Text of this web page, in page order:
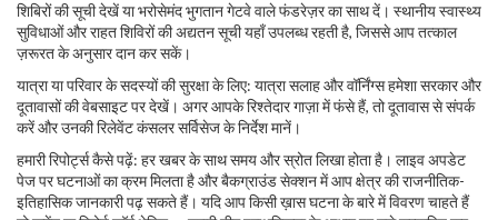
शिबिरों की सूची देखें या भरोसेमंद भुगतान गेटवे वाले फंडरेज़र का साथ दें। स्थानीय स्वास्थ्य
सुविधाओं और राहत शिविरों की अद्यतन सूची यहाँ उपलब्ध रहती है, जिससे आप तत्काल
ज़रूरत के अनुसार दान कर सकें।
यात्रा या परिवार के सदस्यों की सुरक्षा के लिए: यात्रा सलाह और वॉर्निंग्स हमेशा सरकार और
दूतावासों की वेबसाइट पर देखें। अगर आपके रिश्तेदार गाज़ा में फंसे हैं, तो दूतावास से संपर्क
करें और उनकी रिलेवेंट कंसलर सर्विसेज के निर्देश मानें।
हमारी रिपोर्ट्स कैसे पढ़ें: हर खबर के साथ समय और स्रोत लिखा होता है। लाइव अपडेट
पेज पर घटनाओं का क्रम मिलता है और बैकग्राउंड सेक्शन में आप क्षेत्र की राजनीतिक-
इतिहासिक जानकारी पढ़ सकते हैं। यदि आप किसी ख़ास घटना के बारे में विवरण चाहते हैं